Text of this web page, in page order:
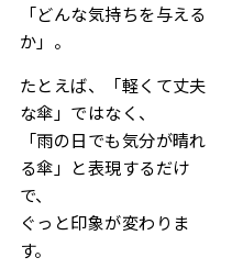
「どんな気持ちを与える
か」。
たとえば、「軽くて丈夫
な傘」ではなく、
「雨の日でも気分が晴れ
る傘」と表現するだけ
で、
ぐっと印象が変わりま
す。